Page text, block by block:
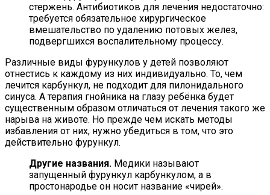
стержень. Антибиотиков для лечения недостаточно:
требуется обязательное хирургическое
вмешательство по удалению потовых желез,
подвергшихся воспалительному процессу.
Различные виды фурункулов у детей позволяют
отнестись к каждому из них индивидуально. То, чем
лечится карбункул, не подходит для пилонидального
синуса. А терапия гнойника на глазу ребёнка будет
существенным образом отличаться от лечения такого же
нарыва на животе. Но прежде чем искать методы
избавления от них, нужно убедиться в том, что это
действительно фурункул.
Другие названия. Медики называют
запущенный фурункул карбункулом, а в
простонародье он носит название «чирей».